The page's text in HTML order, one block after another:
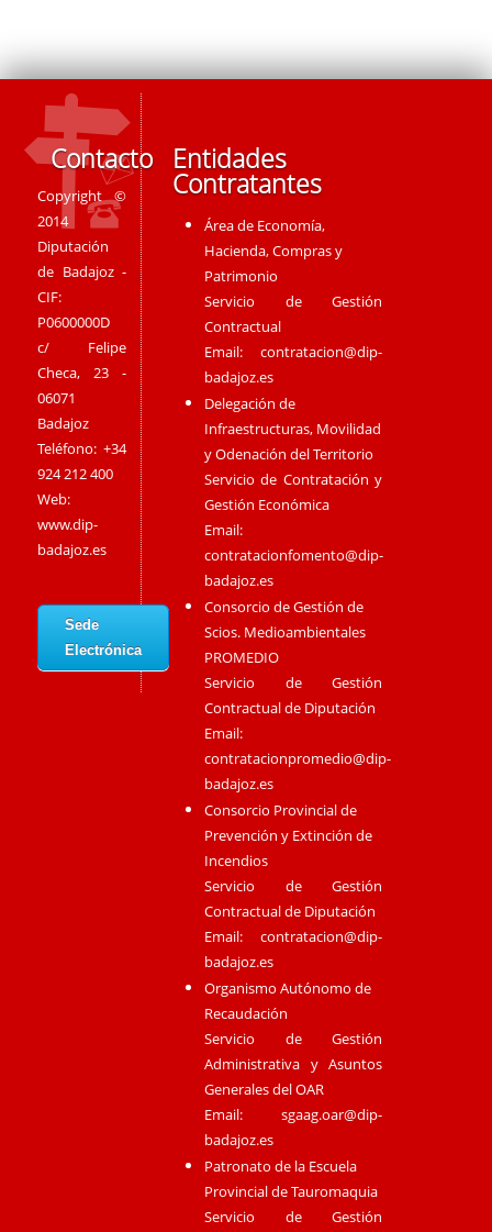
Contacto
Copyright ©
2014
Diputación
de Badajoz -
CIF:
P0600000D
c/ Felipe
Checa, 23 -
06071
Badajoz
Teléfono: +34
924 212 400
Web:
www.dip-
badajoz.es
Sede
Electrónica
Entidades
Contratantes
Área de Economía,
Hacienda, Compras y
Patrimonio
Servicio de Gestión
Contractual
Email:contratacion@dip-
badajoz.es
Delegación de
Infraestructuras, Movilidad
y Odenación del Territorio
Servicio de Contratación y
Gestión Económica
Email:
contratacionfomento@dip-
badajoz.es
Consorcio de Gestión de
Scios. Medioambientales
PROMEDIO
Servicio de Gestión
Contractual de Diputación
Email:
contratacionpromedio@dip-
badajoz.es
Consorcio Provincial de
Prevención y Extinción de
Incendios
Servicio de Gestión
Contractual de Diputación
Email:contratacion@dip-
badajoz.es
Organismo Autónomo de
Recaudación
Servicio de Gestión
Administrativa y Asuntos
Generales del OAR
Email:sgaag.oar@dip-
badajoz.es
Patronato de la Escuela
Provincial de Tauromaquia
Servicio de Gestión